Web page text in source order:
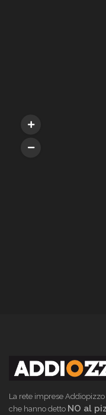
La rete imprese
che hanno detto NO al